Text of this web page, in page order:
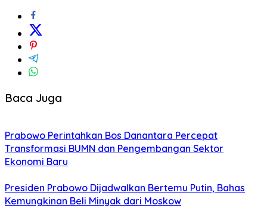
Baca Juga
Prabowo Perintahkan Bos Danantara Percepat
Transformasi BUMN dan Pengembangan Sektor
Ekonomi Baru
Presiden Prabowo Dijadwalkan Bertemu Putin, Bahas
Kemungkinan Beli Minyak dari Moskow